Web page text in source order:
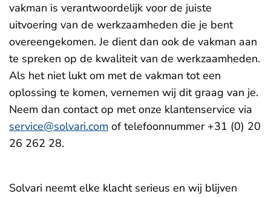
vakman is verantwoordelijk voor de juiste
uitvoering van de werkzaamheden die je bent
overeengekomen. Je dient dan ook de vakman aan
te spreken op de kwaliteit van de werkzaamheden.
Als het niet lukt om met de vakman tot een
oplossing te komen, vernemen wij dit graag van je.
Neem dan contact op met onze klantenservice via
service@solvari.com of telefoonnummer +31 (0) 20
26 262 28.
Solvari neemt elke klacht serieus en wij blijven